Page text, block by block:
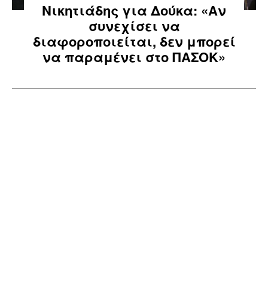
Νικητιάδης για Δούκα: «Αν
συνεχίσει να
διαφοροποιείται, δεν μπορεί
να παραμένει στο ΠΑΣΟΚ»